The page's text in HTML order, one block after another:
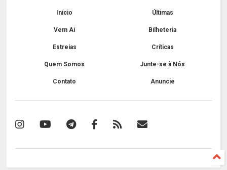
Início Últimas
Vem Aí Bilheteria
Estreias Críticas
Quem Somos Junte-se à Nós
Contato Anuncie